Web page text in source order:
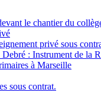
le chantier du
privé sous
: Instrument de la
à Marseille
sous contrat.